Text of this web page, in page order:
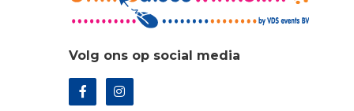
Volg ons op social media